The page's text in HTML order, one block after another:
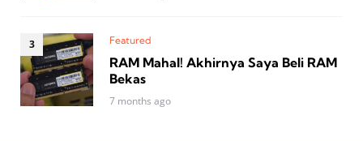
Featured
RAM Mahal! Akhirnya Saya Beli RAM
Bekas
7 months ago